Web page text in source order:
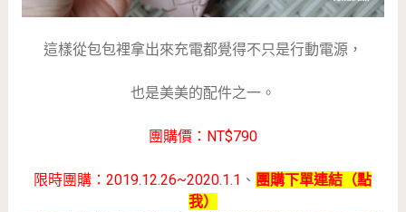
這樣從包包裡拿出來充電都覺得不只是行動電源，
也是美美的配件之一。
團購價：NT$790
限時團購：2019.12.26~2020.1.1 、 團購下單連結（點
我）